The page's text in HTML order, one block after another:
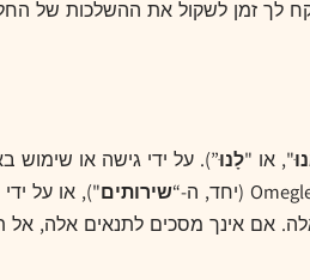
לך זמן לשקול את ההשלכות של
", או "לָנוּ
שירותים"), או על
אם אינך מסכים לתנאים אלה,